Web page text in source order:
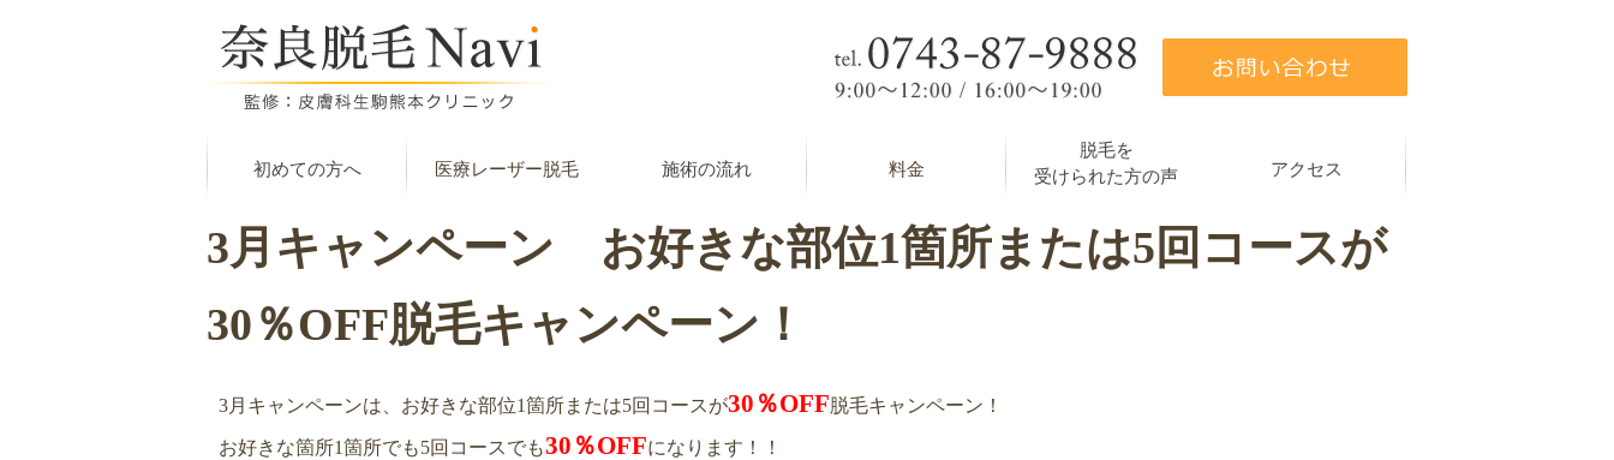
初めての方へ 医療レーザー脱毛 施術の流れ 料金
脱毛を
受けられた方の声
アクセス
3月キャンペーン お好きな部位1箇所または5回コースが
30％OFF脱毛キャンペーン！
3月キャンペーンは、お好きな部位1箇所または5回コースが30％OFF脱毛キャンペーン！
お好きな箇所1箇所でも5回コースでも30％OFFになります！！